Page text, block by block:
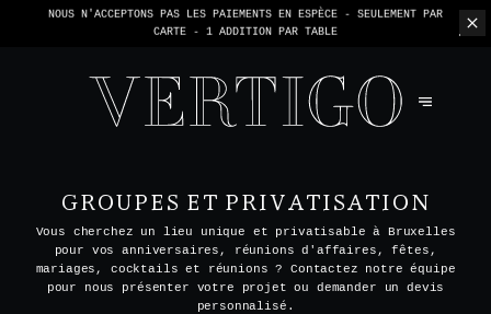
NOUS N'ACCEPTONS PAS LES PAIEMENTS EN ESPÈCE - SEULEMENT PAR
CARTE - 1 ADDITION PAR TABLE
GROUPES ET PRIVATISATION
Vous cherchez un lieu unique et privatisable à Bruxelles
pour vos anniversaires, réunions d'affaires, fêtes,
mariages, cocktails et réunions ? Contactez notre équipe
pour nous présenter votre projet ou demander un devis
personnalisé.